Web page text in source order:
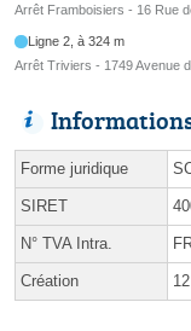
Arrêt Framboisiers - 16 Rue
Ligne 2, à 324 m
Arrêt Triviers - 1749 Avenue
Forme juridique
SIRET
N° TVA Intra.
Création